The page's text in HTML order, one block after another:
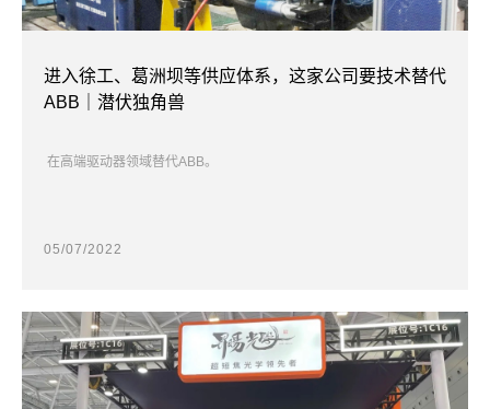
进入徐工、葛洲坝等供应体系，这家公司要技术替代
ABB｜潜伏独角兽
在高端驱动器领域替代ABB。
05/07/2022